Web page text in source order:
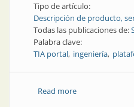
Tipo de artículo:
Descripción de producto,
Todas las publicaciones de:
Palabra clave:
TIA portal ingeniería
Read moreabout